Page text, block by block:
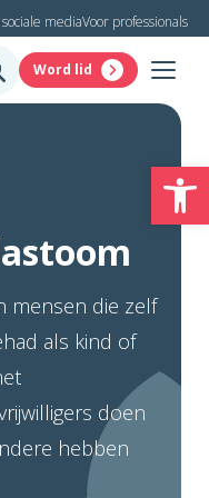
mediaVoor professionals
Word lid
mensen die zelf
als kind of
doen
hebben